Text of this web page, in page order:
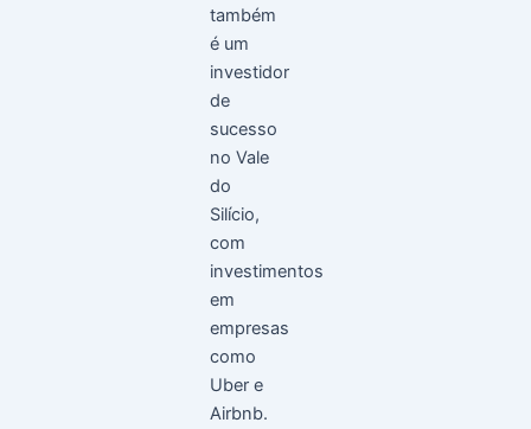
também
é um
investidor
de
sucesso
no Vale
do
Silício,
com
investimentos
em
empresas
como
Uber e
Airbnb.